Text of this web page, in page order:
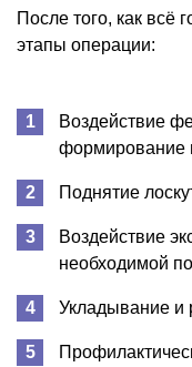
После того, как всё
этапы операции:
Воздействие
формирование
Поднятие
Воздействие
необходимой
Укладывание и